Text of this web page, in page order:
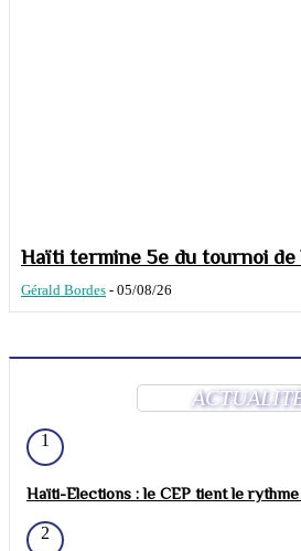
Haïti termine 5e du tournoi de
Gérald Bordes - 05/08/26
1
Haïti-Elections : le CEP tient le rythme
2